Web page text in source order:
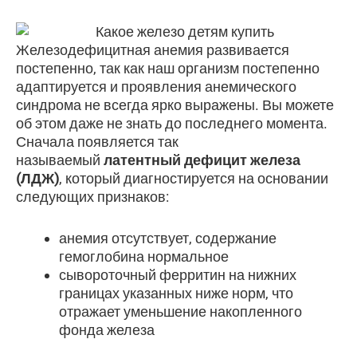
Железодефицитная анемия развивается
постепенно, так как наш организм постепенно
адаптируется и проявления анемического
синдрома не всегда ярко выражены. Вы можете
об этом даже не знать до последнего момента.
Сначала появляется так
называемый латентный дефицит железа
(ЛДЖ), который диагностируется на основании
следующих признаков:
анемия отсутствует, содержание
гемоглобина нормальное
сывороточный ферритин на нижних
границах указанных ниже норм, что
отражает уменьшение накопленного
фонда железа